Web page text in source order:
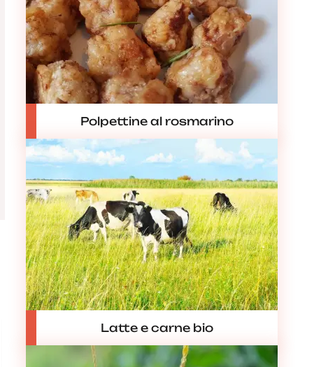
Polpettine al rosmarino
Latte e carne bio